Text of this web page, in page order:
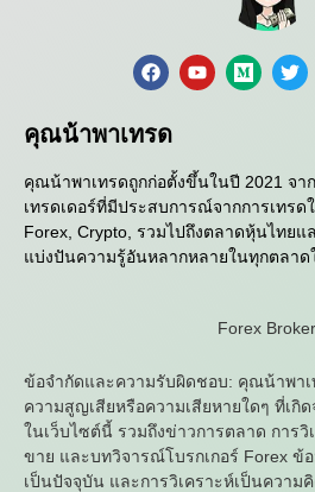
คุณน้าพาเทรด
คุณน้าพาเทรดถูกก่อตั้งขึ้นในปี 2021 จ
เทรดเดอร์ที่มีประสบการณ์จากการเทรด
Forex, Crypto, รวมไปถึงตลาดหุ้นไทยแ
แบ่งปันความรู้อันหลากหลายในทุกตลาด
Forex Broker
ข้อจำกัดและความรับผิดชอบ: คุณน้าพา
ความสูญเสียหรือความเสียหายใดๆ ที่เกิ
ในเว็บไซต์นี้ รวมถึงข่าวการตลาด การ
ขาย และบทวิจารณ์โบรกเกอร์ Forex ข้
เป็นปัจจุบัน และการวิเคราะห์เป็นความ